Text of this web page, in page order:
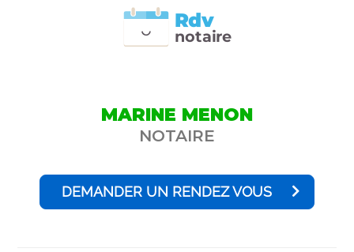
notaire
Rdv
MARINE MENON
NOTAIRE
DEMANDER UN RENDEZ VOUS